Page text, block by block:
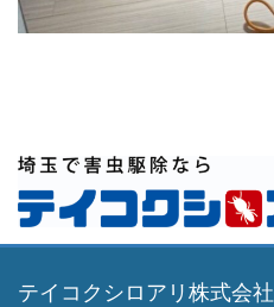
テイコクシロアリ株式会社